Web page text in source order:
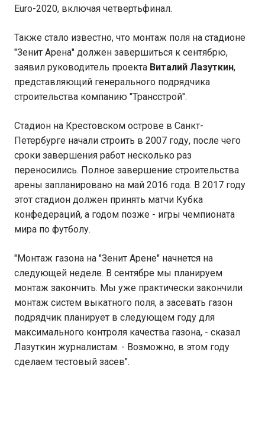
Euro-2020, включая четвертьфинал.
Также стало известно, что монтаж поля на стадионе
"Зенит Арена" должен завершиться к сентябрю,
заявил руководитель проекта Виталий Лазуткин,
представляющий генерального подрядчика
строительства компанию "Трансстрой".
Стадион на Крестовском острове в Санкт-
Петербурге начали строить в 2007 году, после чего
сроки завершения работ несколько раз
переносились. Полное завершение строительства
арены запланировано на май 2016 года. В 2017 году
этот стадион должен принять матчи Кубка
конфедераций, а годом позже - игры чемпионата
мира по футболу.
"Монтаж газона на "Зенит Арене" начнется на
следующей неделе. В сентябре мы планируем
монтаж закончить. Мы уже практически закончили
монтаж систем выкатного поля, а засевать газон
подрядчик планирует в следующем году для
максимального контроля качества газона, - сказал
Лазуткин журналистам. - Возможно, в этом году
сделаем тестовый засев".